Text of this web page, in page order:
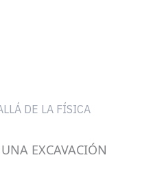
DE LA FÍSICA
EXCAVACIÓN